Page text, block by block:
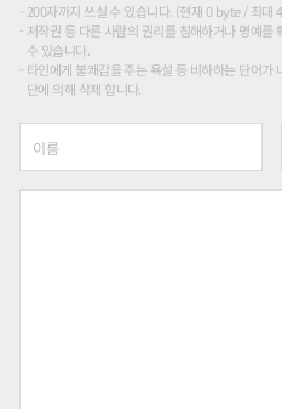
200자까지 쓰실 수 있습니다. (현재 0 byte / 최대
저작권 등 다른 사람의 권리를 침해하거나 명예를
수 있습니다.
타인에게 불쾌감을 주는 욕설 등 비하하는 단어
단에 의해 삭제 합니다.